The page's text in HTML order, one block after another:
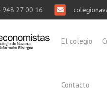
948 27 00 16
El colegio
Contacto